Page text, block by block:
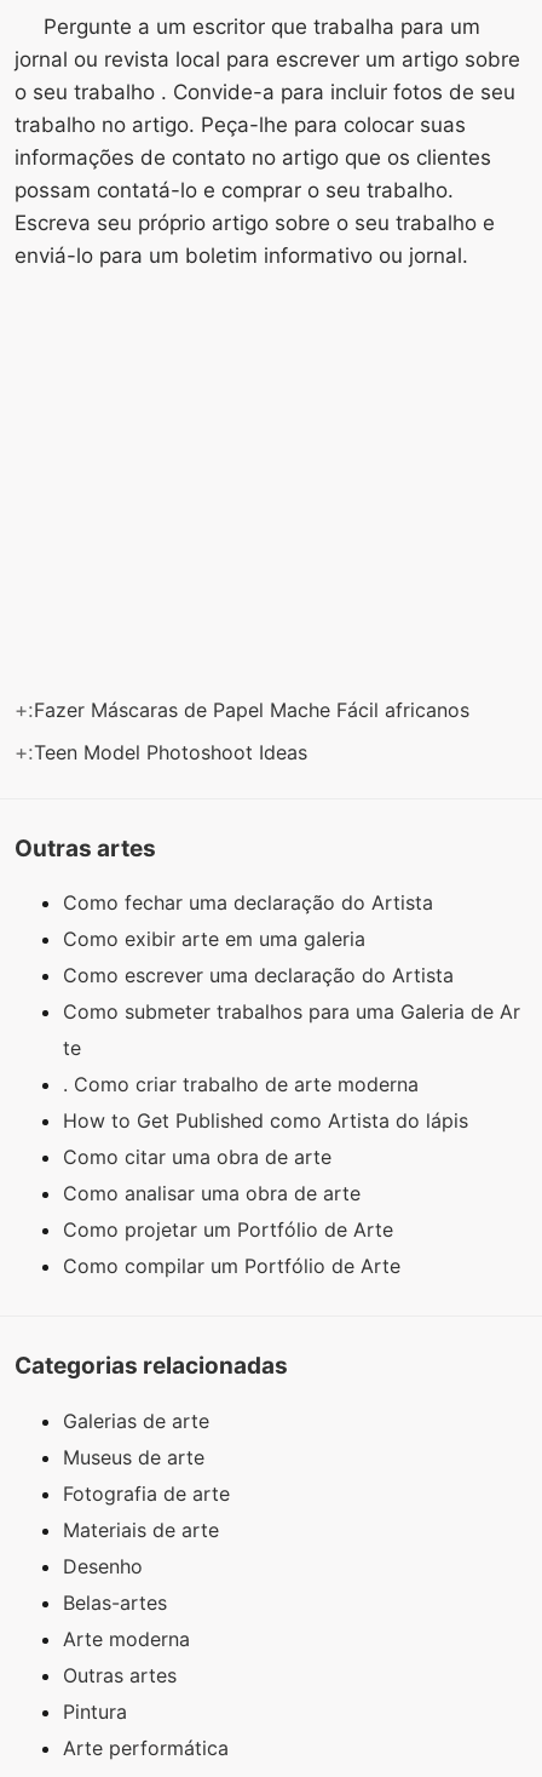
Pergunte a um escritor que trabalha para um
jornal ou revista local para escrever um artigo sobre
o seu trabalho . Convide-a para incluir fotos de seu
trabalho no artigo. Peça-lhe para colocar suas
informações de contato no artigo que os clientes
possam contatá-lo e comprar o seu trabalho.
Escreva seu próprio artigo sobre o seu trabalho e
enviá-lo para um boletim informativo ou jornal.
+:Fazer Máscaras de Papel Mache Fácil africanos
+:Teen Model Photoshoot Ideas
Outras artes
Como fechar uma declaração do Artista
Como exibir arte em uma galeria
Como escrever uma declaração do Artista
Como submeter trabalhos para uma Galeria de Ar
te
. Como criar trabalho de arte moderna
How to Get Published como Artista do lápis
Como citar uma obra de arte
Como analisar uma obra de arte
Como projetar um Portfólio de Arte
Como compilar um Portfólio de Arte
Categorias relacionadas
Galerias de arte
Museus de arte
Fotografia de arte
Materiais de arte
Desenho
Belas-artes
Arte moderna
Outras artes
Pintura
Arte performática